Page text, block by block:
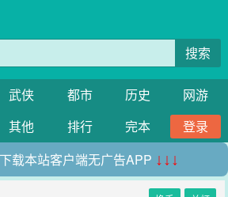
搜索
武侠 都市 历史
网游
其他 排行 完本
登录
载本站客户端无广告APP ↓↓↓